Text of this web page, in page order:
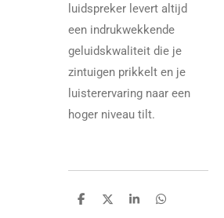
luidspreker levert altijd
een indrukwekkende
geluidskwaliteit die je
zintuigen prikkelt en je
luisterervaring naar een
hoger niveau tilt.
D
D
S
D